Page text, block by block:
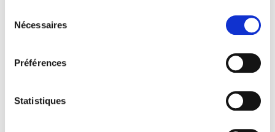
Nécessaires
Préférences
Statistiques
Adhérez au SEDIMA pour
poursuivre votre lecture